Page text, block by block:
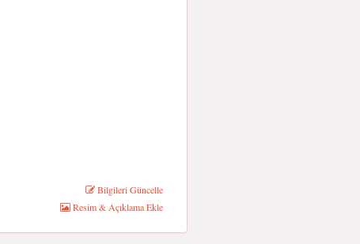
Bilgileri Güncelle
Resim & Açıklama Ekle